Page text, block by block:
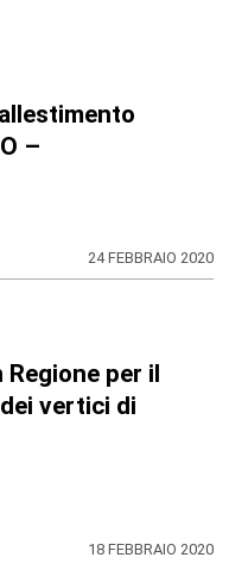
–
24 FEBBRAIO 2020
per il
vertici di
18 FEBBRAIO 2020